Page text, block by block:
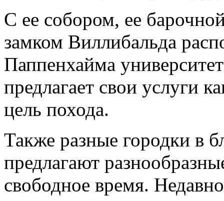
С ее собором, ее
замком Виллибальда
Паппенхаймa
предлагает свои услуги
цель похода.
Также разные городки в
предлагают
свободное время.